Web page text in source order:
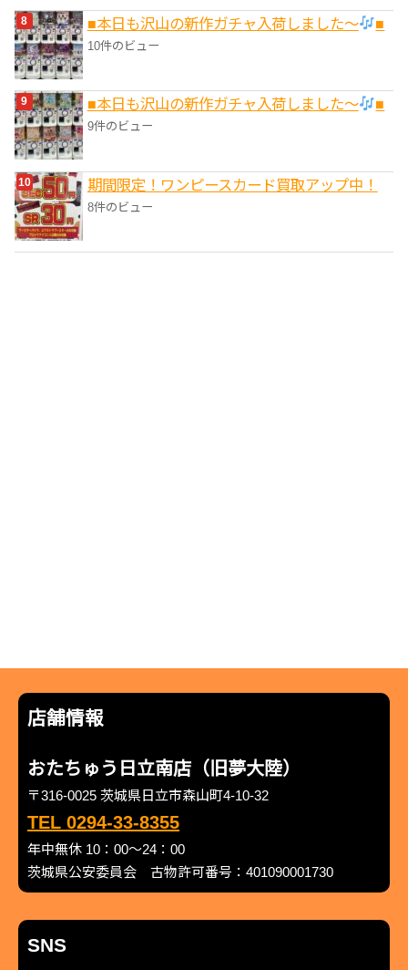
■本日も沢山の新作ガチャ入荷しました〜 ■
10件のビュー
■本日も沢山の新作ガチャ入荷しました〜 ■
9件のビュー
期間限定！ワンピースカード買取アップ中！
8件のビュー
店舗情報
おたちゅう日立南店（旧夢大陸）
〒316-0025 茨城県日立市森山町4-10-32
TEL 0294-33-8355
年中無休 10：00～24：00
茨城県公安委員会 古物許可番号：401090001730
SNS